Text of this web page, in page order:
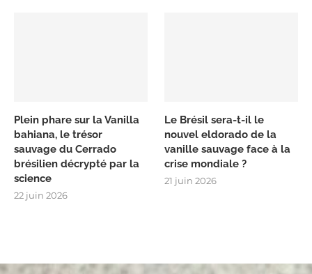
Plein phare sur la Vanilla
bahiana, le trésor
sauvage du Cerrado
brésilien décrypté par la
science
22 juin 2026
Le Brésil sera-t-il le
nouvel eldorado de la
vanille sauvage face à la
crise mondiale ?
21 juin 2026